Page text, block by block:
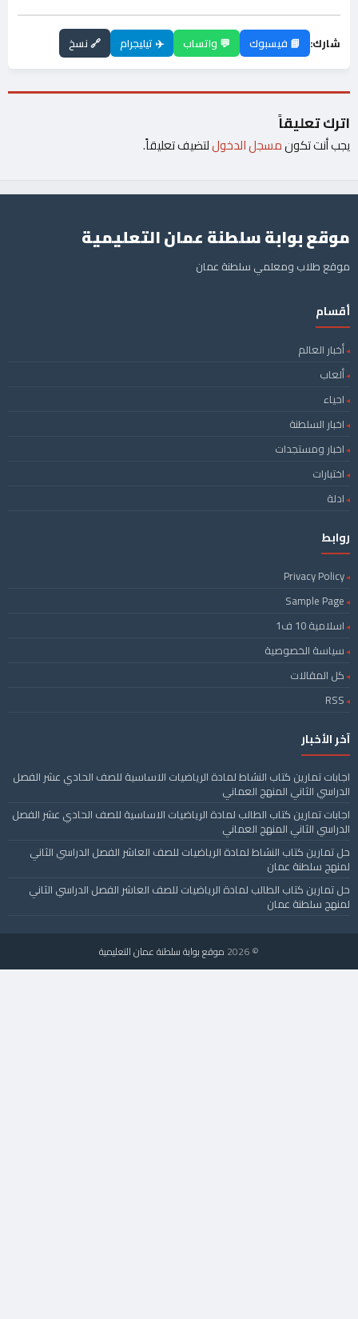
شارك: 📘 فيسبوك 💬 واتساب ✈️ تيليجرام 🔗 نسخ
اترك تعليقاً
يجب أنت تكونمسجل الدخوللتضيف تعليقاً.
موقع بوابة سلطنة عمان التعليمية
موقع طلاب ومعلمي سلطنة عمان
أقسام
أخبار العالم
ألعاب
احياء
اخبار السلطنة
اخبار ومستجدات
اختبارات
ادلة
روابط
Privacy Policy
Sample Page
اسلامية 10 ف1
سياسة الخصوصية
كل المقالات
RSS
آخر الأخبار
اجابات تمارين كتاب النشاط لمادة الرياضيات الاساسية للصف الحادي عشر الفصل
الدراسي الثاني المنهج العماني
اجابات تمارين كتاب الطالب لمادة الرياضيات الاساسية للصف الحادي عشر الفصل
الدراسي الثاني المنهج العماني
حل تمارين كتاب النشاط لمادة الرياضيات للصف العاشر الفصل الدراسي الثاني
لمنهج سلطنة عمان
حل تمارين كتاب الطالب لمادة الرياضيات للصف العاشر الفصل الدراسي الثاني
لمنهج سلطنة عمان
© 2026 موقع بوابة سلطنة عمان التعليمية